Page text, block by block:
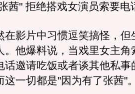
" 拒绝搭戏女演员索要电
影片中习惯逗笑搞怪，但
。他爆料说，当戏里女主角
话邀请吃饭或者谈其他私事
这一切都是"因为有了张茜"